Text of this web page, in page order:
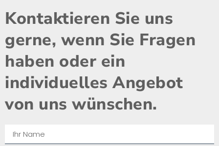
Kontaktieren Sie uns
gerne, wenn Sie Fragen
haben oder ein
individuelles Angebot
von uns wünschen.​